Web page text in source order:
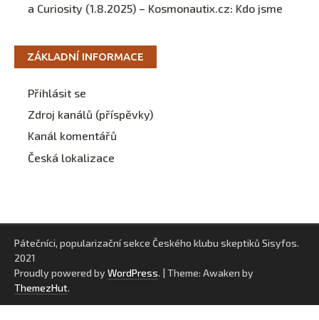
a Curiosity (1.8.2025) – Kosmonautix.cz: Kdo jsme
ZÁKLADNÍ INFORMACE
Přihlásit se
Zdroj kanálů (příspěvky)
Kanál komentářů
Česká lokalizace
Pátečníci, popularizační sekce Českého klubu skeptiků Sisyfos.
2021
Proudly powered by WordPress. | Theme: Awaken by
ThemezHut.